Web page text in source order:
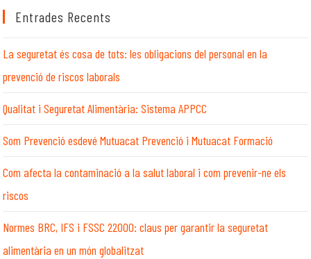
llocEntrades Recents
La seguretat és cosa de tots: les obligacions del personal en la
prevenció de riscos laborals
Qualitat i Seguretat Alimentària: Sistema APPCC
Som Prevenció esdevé Mutuacat Prevenció i Mutuacat Formació
Com afecta la contaminació a la salut laboral i com prevenir-ne els
riscos
Normes BRC, IFS i FSSC 22000: claus per garantir la seguretat
alimentària en un món globalitzat